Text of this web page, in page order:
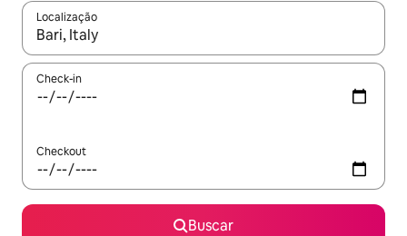
Localização
Quando os resultados estiverem disponíveis, explore-os
Check-in
Checkout
Buscar